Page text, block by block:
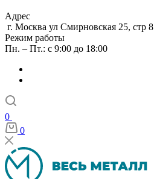
Адрес
г. Москва ул Смирновская 25, стр 8
Режим работы
Пн. – Пт.: с 9:00 до 18:00
0
0